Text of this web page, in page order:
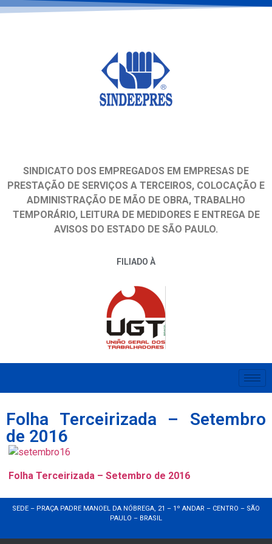
SINDICATO DOS EMPREGADOS EM EMPRESAS DE
PRESTAÇÃO DE SERVIÇOS A TERCEIROS, COLOCAÇÃO E
ADMINISTRAÇÃO DE MÃO DE OBRA, TRABALHO
TEMPORÁRIO, LEITURA DE MEDIDORES E ENTREGA DE
AVISOS DO ESTADO DE SÃO PAULO.
FILIADO À
Folha Terceirizada – Setembro
de 2016
Folha Terceirizada – Setembro de 2016
SEDE – PRAÇA PADRE MANOEL DA NÓBREGA, 21 – 1º ANDAR – CENTRO – SÃO
PAULO – BRASIL